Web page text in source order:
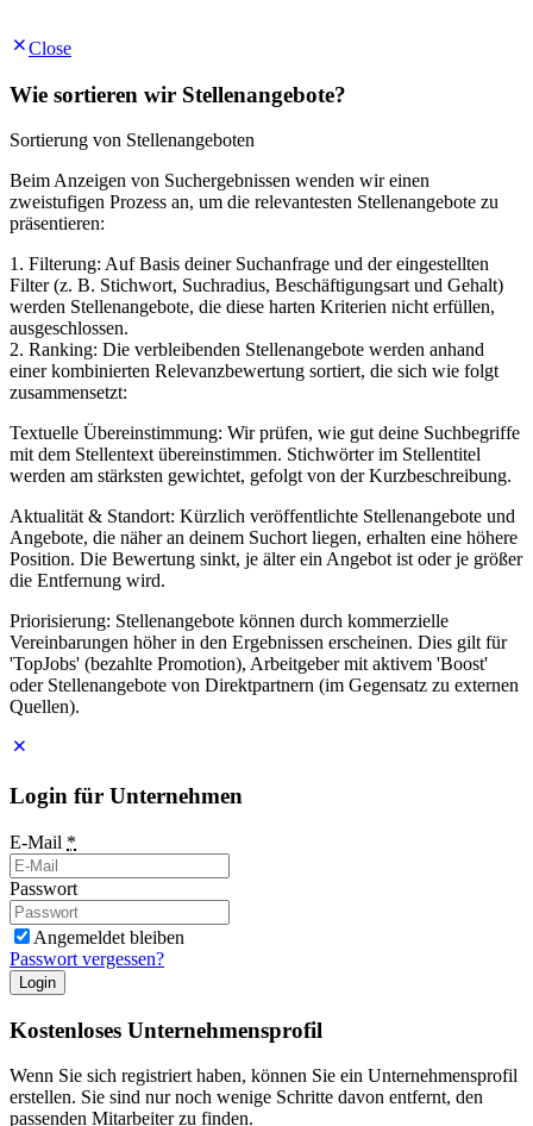
Close
Wie sortieren wir Stellenangebote?
Sortierung von Stellenangeboten
Beim Anzeigen von Suchergebnissen wenden wir einen
zweistufigen Prozess an, um die relevantesten Stellenangebote zu
präsentieren:
1. Filterung: Auf Basis deiner Suchanfrage und der eingestellten
Filter (z. B. Stichwort, Suchradius, Beschäftigungsart und Gehalt)
werden Stellenangebote, die diese harten Kriterien nicht erfüllen,
ausgeschlossen.
2. Ranking: Die verbleibenden Stellenangebote werden anhand
einer kombinierten Relevanzbewertung sortiert, die sich wie folgt
zusammensetzt:
Textuelle Übereinstimmung: Wir prüfen, wie gut deine Suchbegriffe
mit dem Stellentext übereinstimmen. Stichwörter im Stellentitel
werden am stärksten gewichtet, gefolgt von der Kurzbeschreibung.
Aktualität & Standort: Kürzlich veröffentlichte Stellenangebote und
Angebote, die näher an deinem Suchort liegen, erhalten eine höhere
Position. Die Bewertung sinkt, je älter ein Angebot ist oder je größer
die Entfernung wird.
Priorisierung: Stellenangebote können durch kommerzielle
Vereinbarungen höher in den Ergebnissen erscheinen. Dies gilt für
'TopJobs' (bezahlte Promotion), Arbeitgeber mit aktivem 'Boost'
oder Stellenangebote von Direktpartnern (im Gegensatz zu externen
Quellen).
Login für Unternehmen
E-Mail *
Passwort
Angemeldet bleiben
Passwort vergessen?
Login
Kostenloses Unternehmensprofil
Wenn Sie sich registriert haben, können Sie ein Unternehmensprofil
erstellen. Sie sind nur noch wenige Schritte davon entfernt, den
passenden Mitarbeiter zu finden.